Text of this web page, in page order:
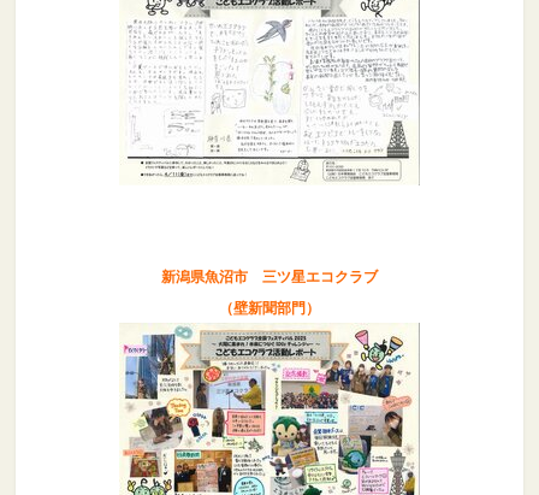
新潟県魚沼市 三ツ星エコクラブ
（壁新聞部門）